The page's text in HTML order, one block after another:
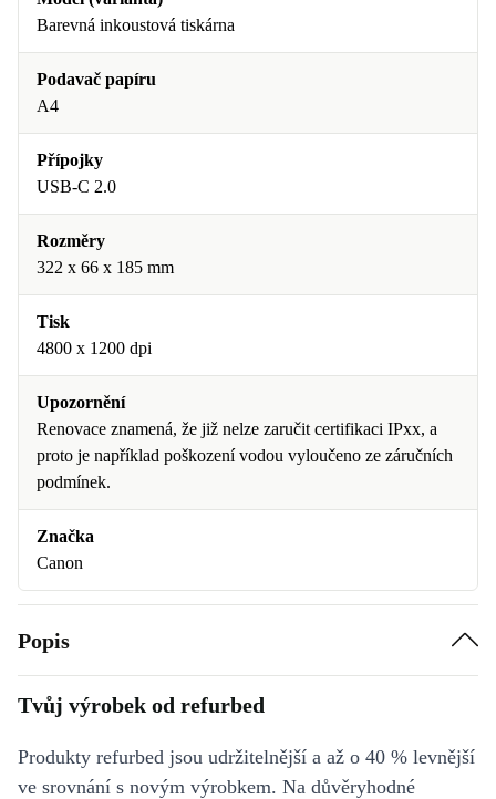
Barevná inkoustová tiskárna
Podavač papíru
A4
Přípojky
USB-C 2.0
Rozměry
322 x 66 x 185 mm
Tisk
4800 x 1200 dpi
Upozornění
Renovace znamená, že již nelze zaručit certifikaci IPxx, a
proto je například poškození vodou vyloučeno ze záručních
podmínek.
Značka
Canon
Popis
Tvůj výrobek od refurbed
Produkty refurbed jsou udržitelnější a až o 40 % levnější
ve srovnání s novým výrobkem. Na důvěryhodné